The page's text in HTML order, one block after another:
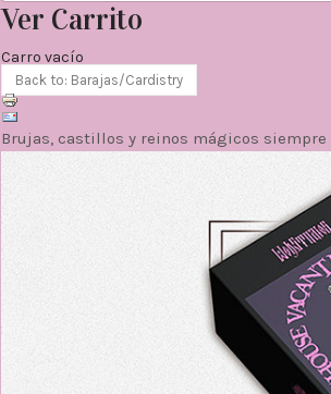
Ver Carrito
Carro vacío
Back to: Barajas/Cardistry
Brujas, castillos y reinos mágicos